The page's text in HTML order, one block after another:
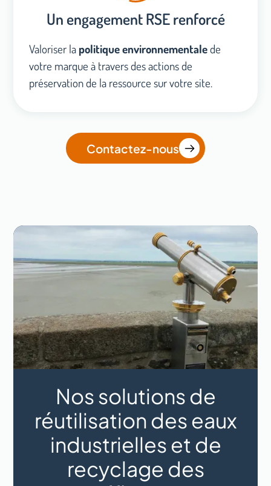
Un engagement RSE renforcé
Valoriser la politique environnementalede
votre marque à travers des actions de
préservation de la ressource sur votre site.
Contactez-nous
Nos solutions de
réutilisation des eaux
industrielles et de
recyclage des